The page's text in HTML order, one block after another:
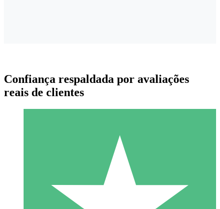
Pacotes de Créditos Individuais
Pague conforme o uso com créditos de download. Sem
Confiança respaldada por avaliações
reais de clientes